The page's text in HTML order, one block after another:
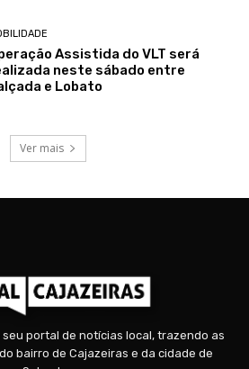
Assistida do VLT será
neste sábado entre
e Lobato
Ver mais
portal de notícias local, trazendo as
bairro de Cajazeiras e da cidade de